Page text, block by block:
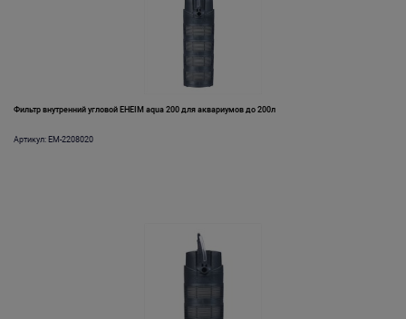
Фильтр внутренний угловой EHEIM aqua 200 для аквариумов до 200л
Артикул: EM-2208020